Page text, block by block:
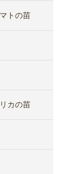
トの苗
カの苗